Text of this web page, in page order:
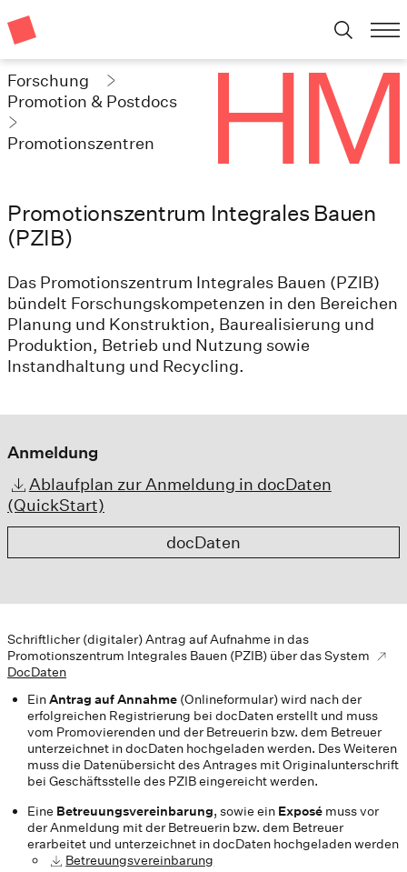
Forschung
Promotion & Postdocs
Promotionszentren
Promotionszentrum Integrales Bauen
(PZIB)
Das Promotionszentrum Integrales Bauen (PZIB)
bündelt Forschungskompetenzen in den Bereichen
Planung und Konstruktion, Baurealisierung und
Produktion, Betrieb und Nutzung sowie
Instandhaltung und Recycling.
Anmeldung
Ablaufplan zur Anmeldung in docDaten
(QuickStart)
docDaten
Schriftlicher (digitaler) Antrag auf Aufnahme in das
Promotionszentrum Integrales Bauen (PZIB) über das System
DocDaten
EinAntrag auf Annahme (Onlineformular) wird nach der
erfolgreichen Registrierung bei docDaten erstellt und muss
vom Promovierenden und der Betreuerin bzw. dem Betreuer
unterzeichnet in docDaten hochgeladen werden. Des Weiteren
muss die Datenübersicht des Antrages mit Originalunterschrift
bei Geschäftsstelle des PZIB eingereicht werden.
Eine Betreuungsvereinbarung, sowie ein Exposé muss vor
der Anmeldung mit der Betreuerin bzw. dem Betreuer
erarbeitet und unterzeichnet in docDaten hochgeladen werden
Betreuungsvereinbarung